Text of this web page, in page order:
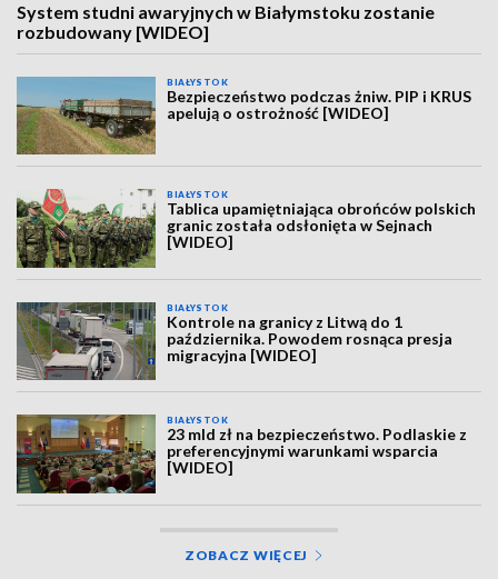
System studni awaryjnych w Białymstoku zostanie
rozbudowany [WIDEO]
BIAŁYSTOK
Bezpieczeństwo podczas żniw. PIP i KRUS
apelują o ostrożność [WIDEO]
BIAŁYSTOK
Tablica upamiętniająca obrońców polskich
granic została odsłonięta w Sejnach
[WIDEO]
BIAŁYSTOK
Kontrole na granicy z Litwą do 1
października. Powodem rosnąca presja
migracyjna [WIDEO]
BIAŁYSTOK
23 mld zł na bezpieczeństwo. Podlaskie z
preferencyjnymi warunkami wsparcia
[WIDEO]
ZOBACZ WIĘCEJ